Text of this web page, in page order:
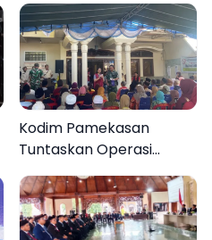
Kodim Pamekasan
Tuntaskan Operasi
Katarak Gratis, 160
Warga Kembali Melihat
Lebih Jelas